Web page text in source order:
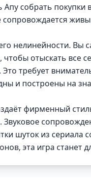
собрать покупки
сопровождается
нелинейности. Вы
чтобы отыскать все
требует
и построены на
фирменный
Звуковое
шуток из
эта игра